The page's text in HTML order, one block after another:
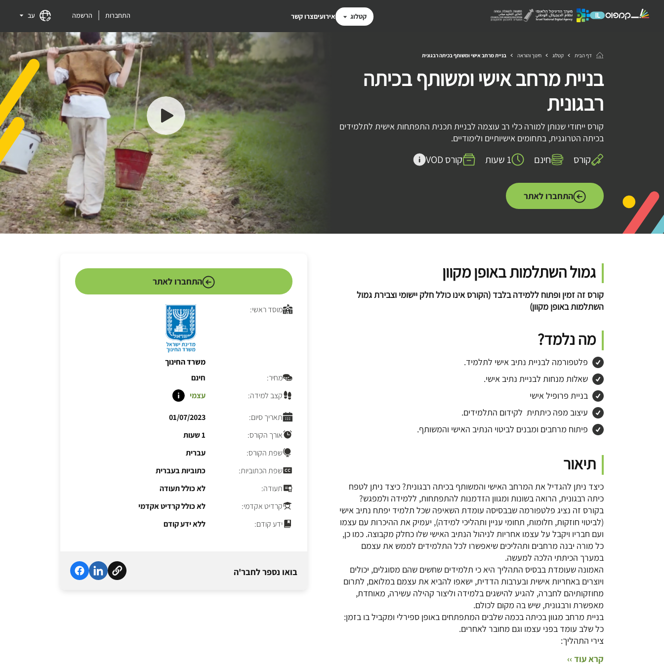
קטלוג אירועיםצרו קשר התחברות הרשמה עב
דף הבית קטלוג חינוך והוראה בניית מרחב אישי ומשותף בכיתה רבגונית
בניית מרחב אישי ומשותף בכיתה
רבגונית
קורס ייחודי שנותן למורה כלי רב עוצמה לבניית תכנית התפתחות אישית לתלמידים
בכיתה הטרוגנית, בתחומים אישיותיים ולימודיים.
קורס חינם 1 שעות קורס VOD
התחברו לאתר
גמול השתלמות באופן מקוון
קורס זה זמין ופתוח ללמידה בלבד (הקורס אינו כולל חלק יישומי וצבירת גמול
השתלמות באופן מקוון)
מה נלמד?
פלטפורמה לבניית נתיב אישי לתלמיד.
שאלות מנחות לבניית נתיב אישי.
בניית פרופיל אישי
עיצוב מפה כיתתית לקידום התלמידים.
פיתוח מרחבים ומבנים לביטוי הנתיב האישי והמשותף.
תיאור
כיצד ניתן להגדיל את המרחב האישי והמשותף בכיתה רבגונית? כיצד ניתן לטפח
כיתה רבגונית, הרואה בשונות ומגוון הזדמנות להתפתחות, ללמידה ולמפגש?
בקורס זה נציג פלטפורמה שבבסיסה עומדת השאיפה שכל תלמיד יפתח נתיב אישי
(לביטוי חוזקות, חלומות, תחומי עניין ותהליכי למידה), יעמיק את ההיכרות עם עצמו
ועם חבריו ויקבל על עצמו אחריות לניהול הנתיב האישי שלו כחלק מקבוצה. כמו כן,
כל מורה יבנה מרחבים ותהליכים שיאפשרו לכל התלמידים לממש את עצמם
במערך הכיתתי הלכה למעשה.
האמונה שעומדת בבסיס התהליך היא כי תלמידים שחשים שהם מסוגלים, יכולים
ויוצרים באחריות אישית ובערבות הדדית, ישאפו להביא את עצמם במלואם, לתרום
מחוזקותיהם לחברה, להגיע להישגים בלמידה וליצור קהילה עשירה, מאוחדת,
מאפשרת ורבגונית, שיש בה מקום לכולם.
בניית מרחב מגוון בכיתה בכמה שלבים המתפתחים באופן ספירלי ומקביל בו בזמן:
כל שלב עומד בפני עצמו וגם מחובר לאחרים.
צירי התהליך:
קרא עוד ››
התחברו לאתר
מוסד ראשי:
משרד החינוך
מחיר:
חינם
קצב למידה:
עצמי
תאריך סיום:
01/07/2023
אורך הקורס:
1 שעות
שפת הקורס:
עברית
שפת הכתוביות:
כתוביות בעברית
תעודה:
לא כולל תעודה
קרדיט אקדמי:
לא כולל קרדיט אקדמי
ידע קודם:
ללא ידע קודם
בואו נספר לחבר'ה